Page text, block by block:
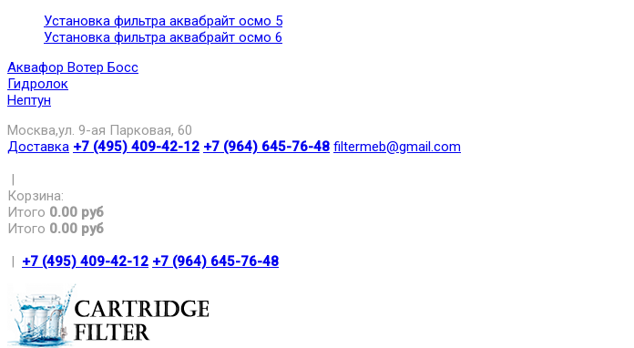
Установка фильтра аквабрайт осмо 5
Установка фильтра аквабрайт осмо 6
Аквафор Вотер Босс
Гидролок
Нептун
Москва,ул. 9-ая Парковая, 60
Доставка +7 (495) 409-42-12 +7 (964) 645-76-48 filtermeb@gmail.com
|
Корзина:
Итого 0.00 руб
Итого 0.00 руб
| +7 (495) 409-42-12 +7 (964) 645-76-48